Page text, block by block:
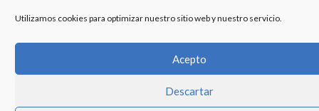
Utilizamos cookies para optimizar nuestro sitio web y nuestro servicio.
Acepto
Descartar